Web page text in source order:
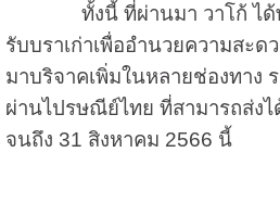
ทั้งนี้ ที่ผ่านมา วาโก้ ได้พั
รับบราเก่าเพื่ออำนวยความสะด
มาบริจาคเพิ่มในหลายช่องทาง
ผ่านไปรษณีย์ไทย ที่สามารถส่ง
จนถึง 31 สิงหาคม 2566 นี้